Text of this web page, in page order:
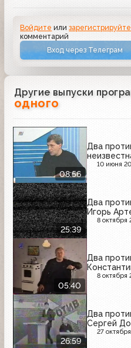
Войдите или
комментарий
Вход через Телеграм
Другие выпуски
одного
08:56
Два
10 июня
25:39
Два
Игорь
8 октября
05:40
Два
8 октября
26:59
Два
Сергей
27